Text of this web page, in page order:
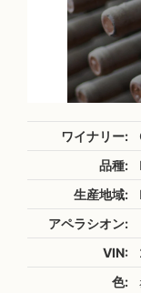
ワイナリー:
品種:
生産地域:
アペラシオン:
VIN:
色: